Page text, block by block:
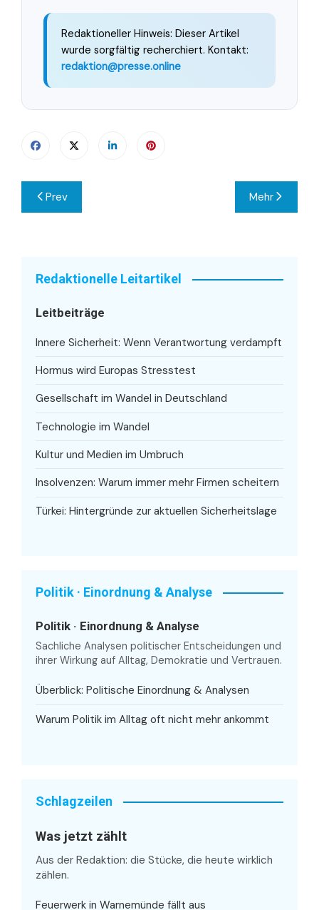
Redaktioneller Hinweis: Dieser Artikel
wurde sorgfältig recherchiert. Kontakt:
redaktion@presse.online
Beitragsnavigation
Prev Mehr
Redaktionelle Leitartikel
Leitbeiträge
Innere Sicherheit: Wenn Verantwortung verdampft
Hormus wird Europas Stresstest
Gesellschaft im Wandel in Deutschland
Technologie im Wandel
Kultur und Medien im Umbruch
Insolvenzen: Warum immer mehr Firmen scheitern
Türkei: Hintergründe zur aktuellen Sicherheitslage
Politik · Einordnung & Analyse
Politik · Einordnung & Analyse
Sachliche Analysen politischer Entscheidungen und
ihrer Wirkung auf Alltag, Demokratie und Vertrauen.
Überblick: Politische Einordnung & Analysen
Warum Politik im Alltag oft nicht mehr ankommt
Schlagzeilen
Was jetzt zählt
Aus der Redaktion: die Stücke, die heute wirklich
zählen.
Feuerwerk in Warnemünde fällt aus